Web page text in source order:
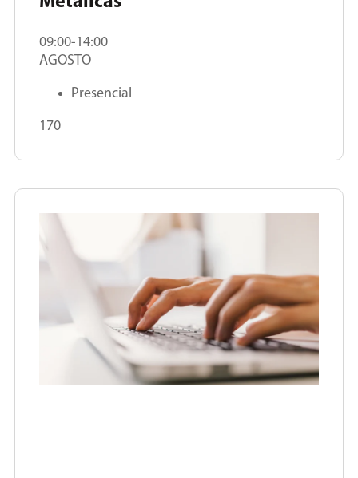
09:00-14:00
AGOSTO
Presencial
170